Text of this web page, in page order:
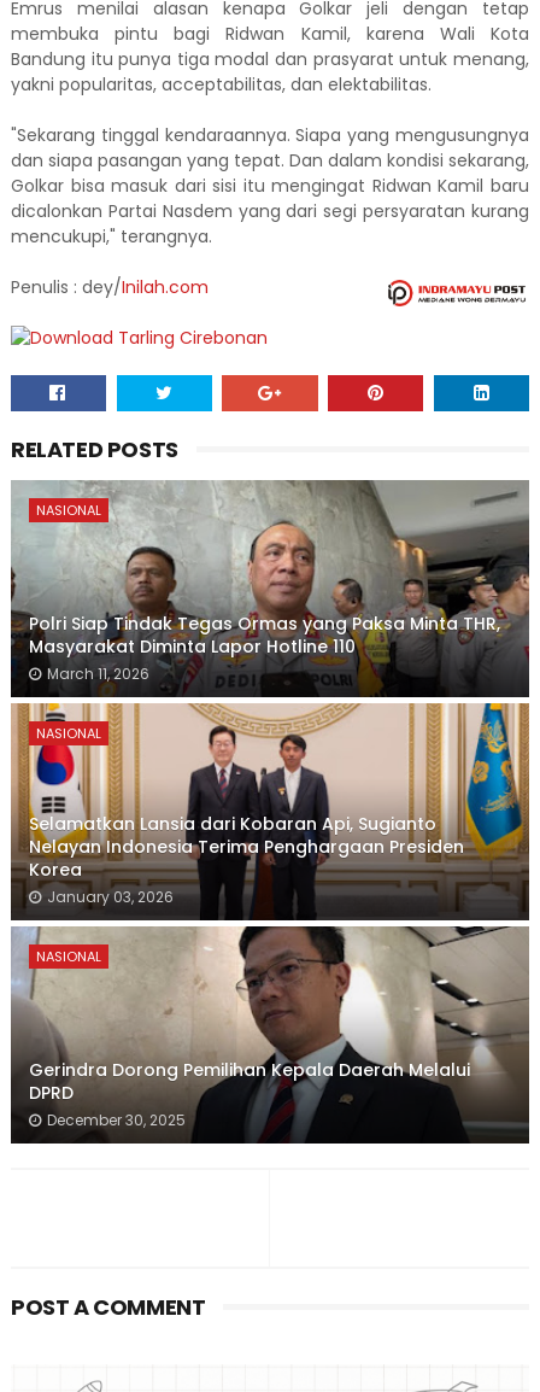
Emrus menilai alasan kenapa Golkar jeli dengan tetap
membuka pintu bagi Ridwan Kamil, karena Wali Kota
Bandung itu punya tiga modal dan prasyarat untuk menang,
yakni popularitas, acceptabilitas, dan elektabilitas.
"Sekarang tinggal kendaraannya. Siapa yang mengusungnya
dan siapa pasangan yang tepat. Dan dalam kondisi sekarang,
Golkar bisa masuk dari sisi itu mengingat Ridwan Kamil baru
dicalonkan Partai Nasdem yang dari segi persyaratan kurang
mencukupi," terangnya.
Penulis : dey/Inilah.com
RELATED POSTS
NASIONAL
Polri Siap Tindak Tegas Ormas yang Paksa Minta THR,
Masyarakat Diminta Lapor Hotline 110
March 11, 2026
NASIONAL
Selamatkan Lansia dari Kobaran Api, Sugianto
Nelayan Indonesia Terima Penghargaan Presiden
Korea
January 03, 2026
NASIONAL
Gerindra Dorong Pemilihan Kepala Daerah Melalui
DPRD
December 30, 2025
POST A COMMENT